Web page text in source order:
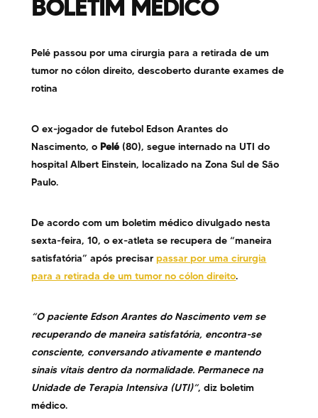
BOLETIM MÉDICO
Pelé passou por uma cirurgia para a retirada de um
tumor no cólon direito, descoberto durante exames de
rotina
O ex-jogador de futebol Edson Arantes do
Nascimento, o Pelé (80), segue internado na UTI do
hospital Albert Einstein, localizado na Zona Sul de São
Paulo.
De acordo com um boletim médico divulgado nesta
sexta-feira, 10, o ex-atleta se recupera de “maneira
satisfatória” após precisarpassar por uma cirurgia
para a retirada de um tumor no cólon direito.
“O paciente Edson Arantes do Nascimento vem se
recuperando de maneira satisfatória, encontra-se
consciente, conversando ativamente e mantendo
sinais vitais dentro da normalidade. Permanece na
Unidade de Terapia Intensiva (UTI)”, diz boletim
médico.